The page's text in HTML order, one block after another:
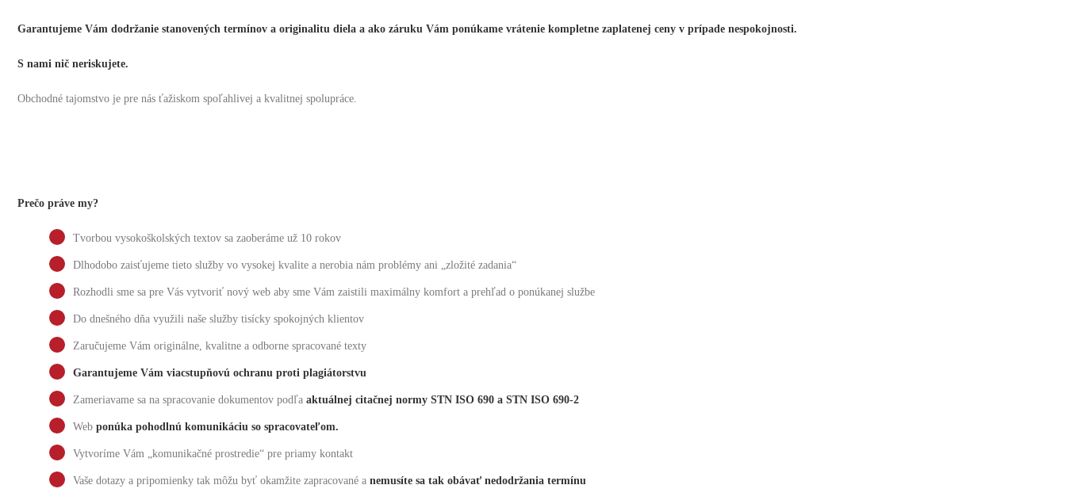
Garantujeme Vám dodržanie stanovených termínov a originalitu diela a ako záruku Vám ponúkame vrátenie kompletne zaplatenej ceny v prípade nespokojnosti.
S nami nič neriskujete.
Obchodné tajomstvo je pre nás ťažiskom spoľahlivej a kvalitnej spolupráce.
Prečo práve my?
Tvorbou vysokoškolských textov sa zaoberáme už 10 rokov
Dlhodobo zaisťujeme tieto služby vo vysokej kvalite a nerobia nám problémy ani „zložité zadania“
Rozhodli sme sa pre Vás vytvoriť nový web aby sme Vám zaistili maximálny komfort a prehľad o ponúkanej službe
Do dnešného dňa využili naše služby tisícky spokojných klientov
Zaručujeme Vám originálne, kvalitne a odborne spracované texty
Garantujeme Vám viacstupňovú ochranu proti plagiátorstvu
Zameriavame sa na spracovanie dokumentov podľa aktuálnej citačnej normy STN ISO 690 a STN ISO 690-2
Web ponúka pohodlnú komunikáciu so spracovateľom.
Vytvoríme Vám „komunikačné prostredie“ pre priamy kontakt
Vaše dotazy a pripomienky tak môžu byť okamžite zapracované a nemusíte sa tak obávať nedodržania termínu